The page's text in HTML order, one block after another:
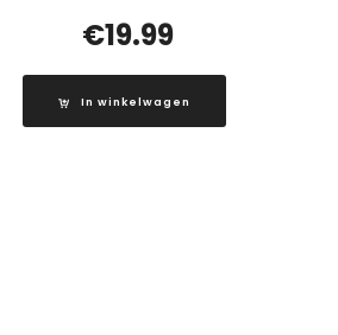
€19.99
In winkelwagen